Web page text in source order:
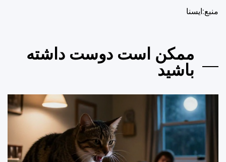
منبع:ایسنا
ممکن است دوست داشته
باشید